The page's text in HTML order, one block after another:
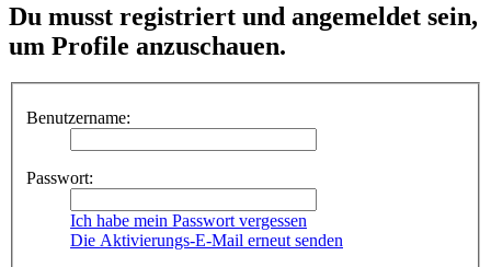
Du musst registriert und angemeldet sein,
um Profile anzuschauen.
Benutzername:
Passwort:
Ich habe mein Passwort vergessen
Die Aktivierungs-E-Mail erneut senden